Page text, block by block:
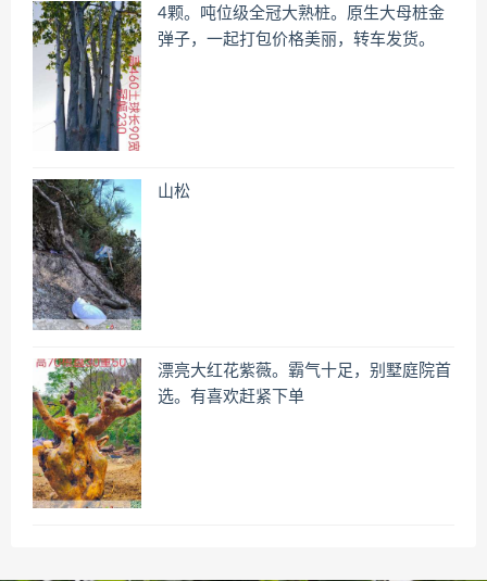
4颗。吨位级全冠大熟桩。原生大母桩金
弹子，一起打包价格美丽，转车发货。
山松
漂亮大红花紫薇。霸气十足，别墅庭院首
选。有喜欢赶紧下单